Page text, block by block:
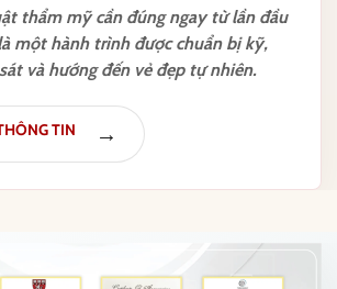
thẩm mỹ cần đúng ngay từ lần đầu
một hành trình được chuẩn bị kỹ,
và hướng đến vẻ đẹp tự nhiên.
TIN